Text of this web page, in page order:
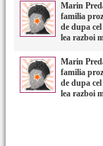
Marin
familia
de dupa
lea razboi
Marin
familia
de dupa
lea razboi